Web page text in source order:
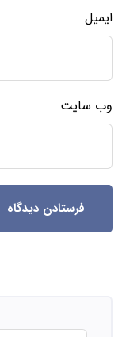
ایمیل
وب‌ سایت
فرستادن دیدگاه